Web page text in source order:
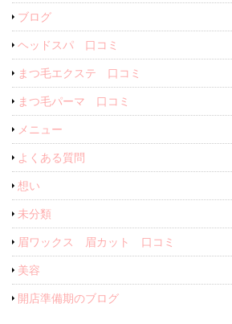
ブログ
ヘッドスパ 口コミ
まつ毛エクステ 口コミ
まつ毛パーマ 口コミ
メニュー
よくある質問
想い
未分類
眉ワックス 眉カット 口コミ
美容
開店準備期のブログ